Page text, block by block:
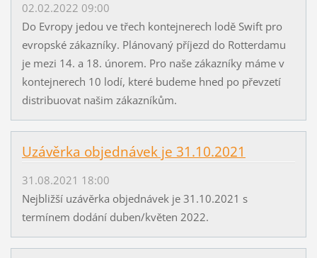
02.02.2022 09:00
Do Evropy jedou ve třech kontejnerech lodě Swift pro
evropské zákazníky. Plánovaný příjezd do Rotterdamu
je mezi 14. a 18. únorem. Pro naše zákazníky máme v
kontejnerech 10 lodí, které budeme hned po převzetí
distribuovat našim zákazníkům.
Uzávěrka objednávek je 31.10.2021
31.08.2021 18:00
Nejbližší uzávěrka objednávek je 31.10.2021 s
termínem dodání duben/květen 2022.